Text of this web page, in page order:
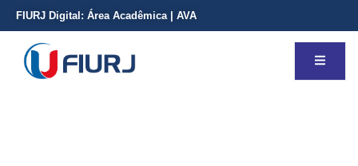
FIURJ Digital: Área Acadêmica AVA